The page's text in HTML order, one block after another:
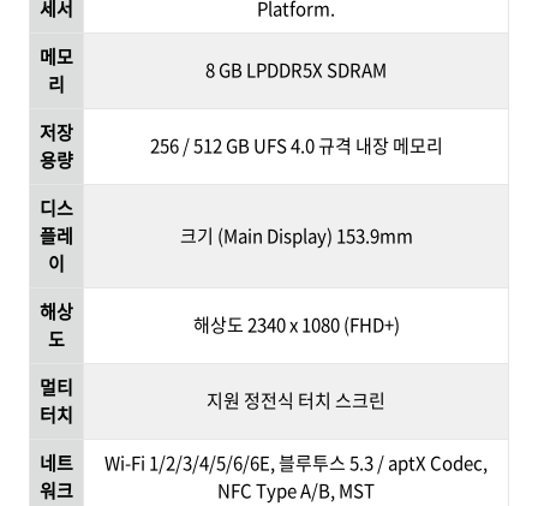
세서
Platform.
메모
리
8 GB LPDDR5X SDRAM
저장
용량
256 / 512 GB UFS 4.0 규격 내장 메모리
디스
플레
이
크기 (Main Display) 153.9mm
해상
도
해상도 2340 x 1080 (FHD+)
멀티
터치
지원 정전식 터치 스크린
네트
워크
Wi-Fi 1/2/3/4/5/6/6E, 블루투스 5.3 / aptX Codec,
NFC Type A/B, MST